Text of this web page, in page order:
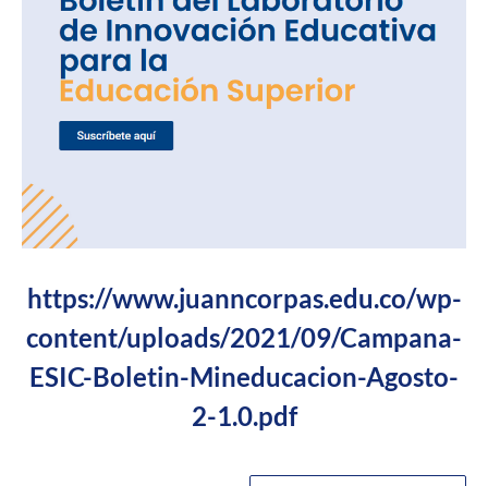
https://www.juanncorpas.edu.co/wp-
content/uploads/2021/09/Campana-
ESIC-Boletin-Mineducacion-Agosto-
2-1.0.pdf